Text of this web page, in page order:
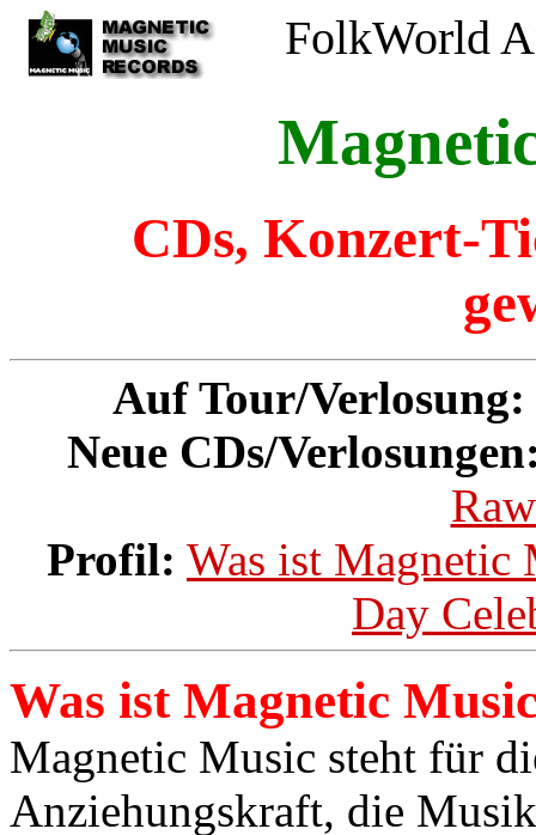
FolkWorld
CDs, Konzert-
Auf Tour/Verlosung:
Neue CDs/
Profil: Was ist Magnetic
Day
Was ist Magnetic
Magnetic Music steht für
Anziehungskraft, die